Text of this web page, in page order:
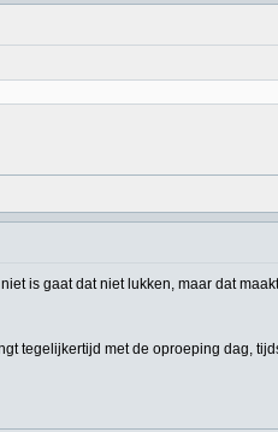
is gaat dat niet lukken, maar dat
tegelijkertijd met de oproeping dag,